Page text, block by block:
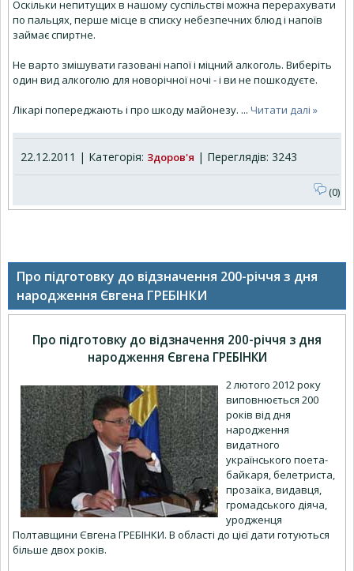
Оскільки непитущих в нашому суспільстві можна перерахувати
по пальцях, перше місце в списку небезпечних блюд і напоїв
займає спиртне.
Не варто змішувати газовані напої і міцний алкоголь. Виберіть
один вид алкоголю для новорічної ночі - і ви не пошкодуєте.
Лікарі попереджають і про шкоду майонезу. ... Читати далі »
22.12.2011 | Категорія: Здоров'я | Переглядів: 3243
(0)
Про підготовку до відзначення 200-річчя з дня
народження Євгена ГРЕБІНКИ
Про підготовку до відзначення 200-річчя з дня
народження Євгена ГРЕБІНКИ
2 лютого 2012 року
виповнюється 200
років від дня
народження
видатного
українського поета-
байкаря, белетриста,
прозаїка, видавця,
громадського діяча,
уродженця
Полтавщини Євгена ГРЕБІНКИ. В області до цієї дати готуються
більше двох років.